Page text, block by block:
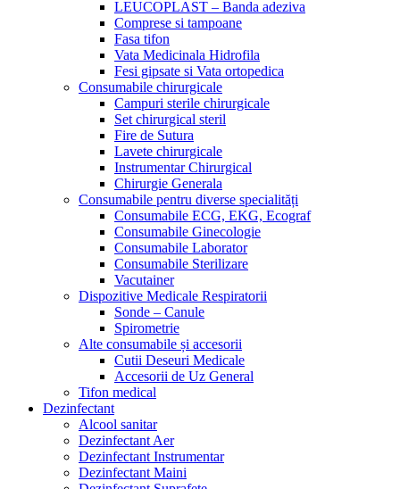
LEUCOPLAST – Banda adeziva
Comprese si tampoane
Fasa tifon
Vata Medicinala Hidrofila
Fesi gipsate si Vata ortopedica
Consumabile chirurgicale
Campuri sterile chirurgicale
Set chirurgical steril
Fire de Sutura
Lavete chirurgicale
Instrumentar Chirurgical
Chirurgie Generala
Consumabile pentru diverse specialități
Consumabile ECG, EKG, Ecograf
Consumabile Ginecologie
Consumabile Laborator
Consumabile Sterilizare
Vacutainer
Dispozitive Medicale Respiratorii
Sonde – Canule
Spirometrie
Alte consumabile și accesorii
Cutii Deseuri Medicale
Accesorii de Uz General
Tifon medical
Dezinfectant
Alcool sanitar
Dezinfectant Aer
Dezinfectant Instrumentar
Dezinfectant Maini